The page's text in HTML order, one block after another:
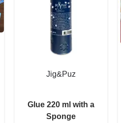
Jig&Puz
Glue 220 ml with a
Sponge